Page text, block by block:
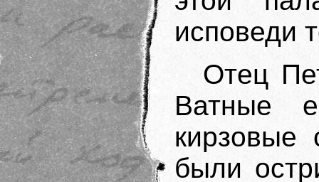
исповеди
Отец
Ватные
кирзовые
были